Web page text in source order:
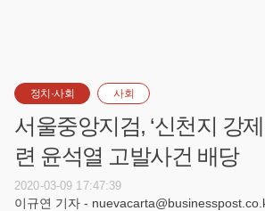
정치·사회 사회
서울중앙지검, ‘신천지 강
련 윤석열 고발사건 배당
2020-03-09 17:47:39
이규연 기자 -